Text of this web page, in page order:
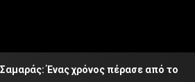
χρόνος πέρασε από τον